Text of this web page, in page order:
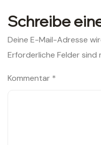
Schreibe
Deine E-Mail-Adresse
Erforderliche Felder sind
Kommentar *